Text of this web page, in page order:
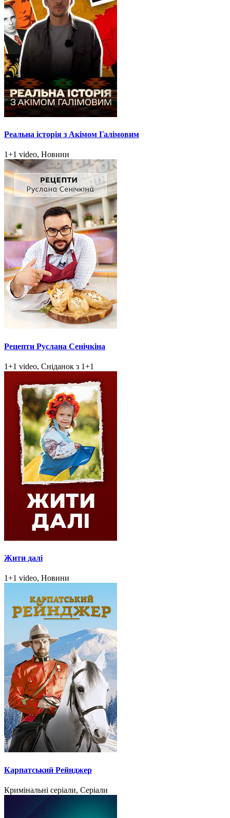
Реальна історія з Акімом Галімовим
1+1 video, Новини
Рецепти Руслана Сенічкіна
1+1 video, Сніданок з 1+1
Жити далі
1+1 video, Новини
Карпатський Рейнджер
Кримінальні серіали, Серіали